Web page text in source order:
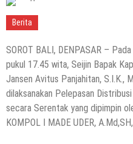
Berita
SOROT BALI, DENPASAR –
pukul 17.45 wita, Seijin Bapak
Jansen Avitus Panjahitan, S.I.K.,
dilaksanakan Pelepasan
secara Serentak yang dipimpin
KOMPOL I MADE UDER,